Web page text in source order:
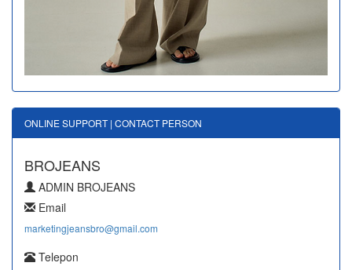
ONLINE SUPPORT | CONTACT PERSON
BROJEANS
ADMIN BROJEANS
Email
marketingjeansbro@gmail.com
Telepon